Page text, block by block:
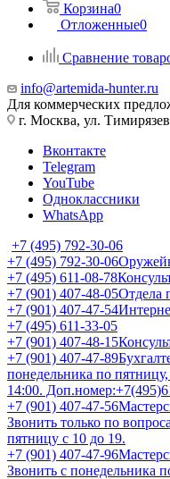
Корзина0
Отложенные0
Сравнение
info@artemida-hunter.ru
Для коммерческих
г. Москва, ул.
Вконтакте
Telegram
YouTube
Одноклассники
WhatsApp
+7 (495) 792-30-06
+7 (495) 792-30-06
+7 (495) 611-08-78
+7 (901) 407-48-05Отдела
+7 (901) 407-47-54
+7 (495) 611-33-05
+7 (901) 407-48-15
+7 (901) 407-47-89
понедельника по
14:00.
+7 (901) 407-47-56
Звонить только по
пятницу с 10 до 19.
+7 (901) 407-47-96
Звонить с понедельника